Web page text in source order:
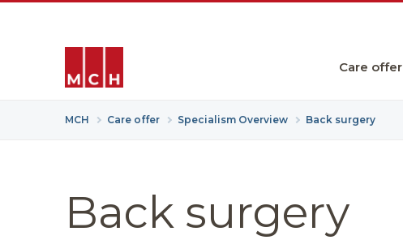
Care offer
MCH Care offer Specialism Overview Back surgery
Back surgery